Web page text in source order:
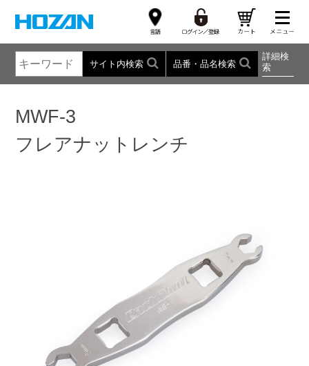
サイト内検索 品番・品名検索
詳細検
索
MWF-3
フレアナットレンチ